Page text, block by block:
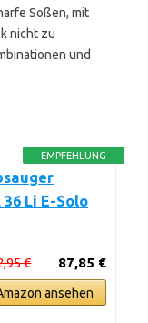
Soßen, mit
nicht zu
und
EMPFEHLUNG
Li E-Solo
87,85 €
€
ansehen